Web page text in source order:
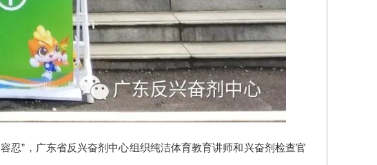
忍”，广东省反兴奋剂中心组织纯洁体育教育讲师和兴奋剂检查官